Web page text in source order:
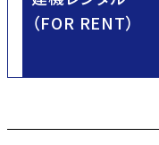
（FOR RENT）